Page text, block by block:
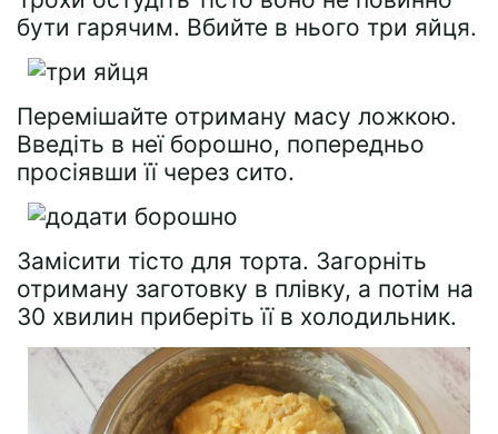
бути гарячим. Вбийте в нього три яйця.
Перемішайте отриману масу ложкою.
Введіть в неї борошно, попередньо
просіявши її через сито.
Замісити тісто для торта. Загорніть
отриману заготовку в плівку, а потім на
30 хвилин приберіть її в холодильник.